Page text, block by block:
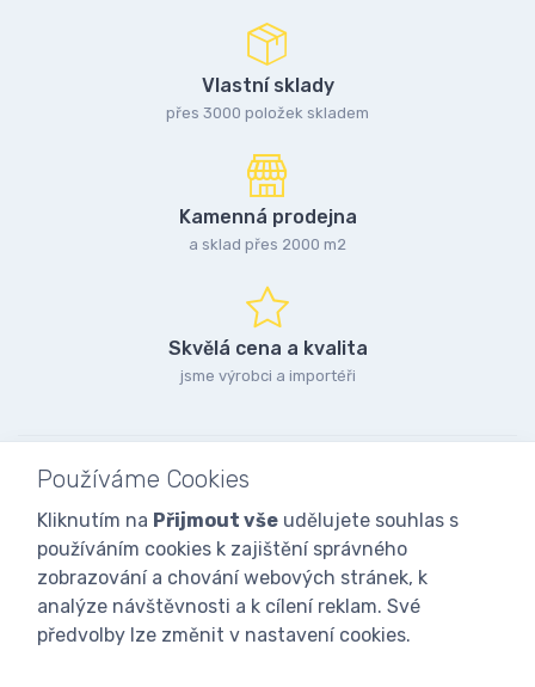
Vlastní sklady
přes 3000 položek skladem
Kamenná prodejna
a sklad přes 2000 m2
Skvělá cena a kvalita
jsme výrobci a importéři
Používáme Cookies
Kliknutím na Přijmout vše udělujete souhlas s
používáním cookies k zajištění správného
zobrazování a chování webových stránek, k
analýze návštěvnosti a k cílení reklam. Své
předvolby lze změnit v nastavení cookies.